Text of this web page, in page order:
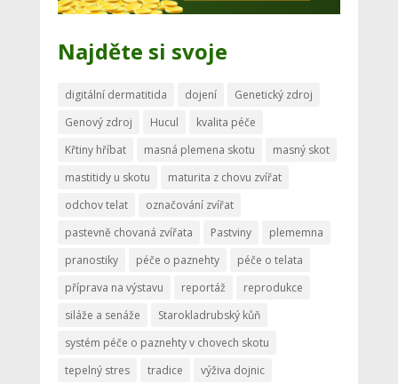
Najděte si svoje
digitální dermatitida dojení
Genetický zdroj
Genový zdroj
Hucul
kvalita péče
Křtiny hříbat
masná plemena skotu
masný skot
mastitidy u skotu
maturita z chovu zvířat
odchov telat
označování zvířat
pastevně chovaná zvířata
Pastviny
plememna
pranostiky
péče o paznehty
péče o telata
příprava na výstavu
reportáž
reprodukce
siláže a senáže
Starokladrubský kůň
systém péče o paznehty v chovech skotu
tepelný stres
tradice výživa dojnic